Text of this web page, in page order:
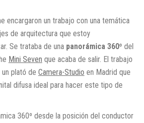
encargaron un trabajo con una temática
de arquitectura que estoy
Se trataba de una panorámica 360º del
Mini Seven que acaba de salir. El trabajo
plató de Camera-Studio en Madrid que
difusa ideal para hacer este tipo de
360º desde la posición del conductor